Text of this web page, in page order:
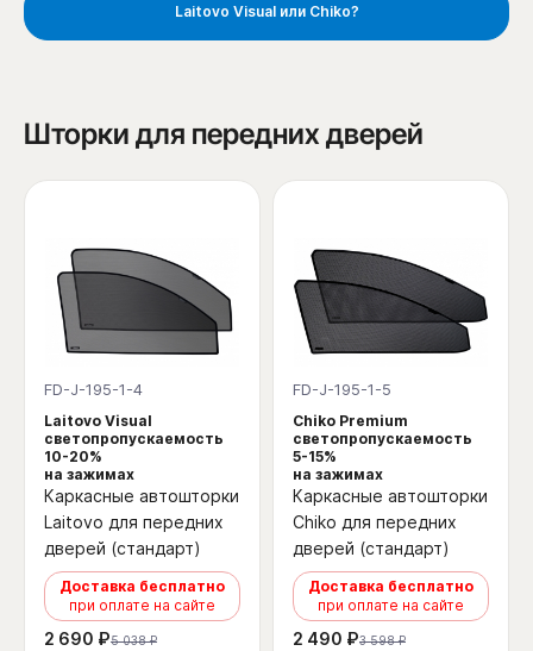
Laitovo Visual или Chiko?
Шторки для передних дверей
FD-J-195-1-4
Laitovo Visual
светопропускаемость
10-20%
на зажимах
Каркасные автошторки
Laitovo для передних
дверей (стандарт)
Доставка бесплатно
при оплате на сайте
2 690 ₽5 038 ₽
FD-J-195-1-5
Chiko Premium
светопропускаемость
5-15%
на зажимах
Каркасные автошторки
Chiko для передних
дверей (стандарт)
Доставка бесплатно
при оплате на сайте
2 490 ₽3 598 ₽